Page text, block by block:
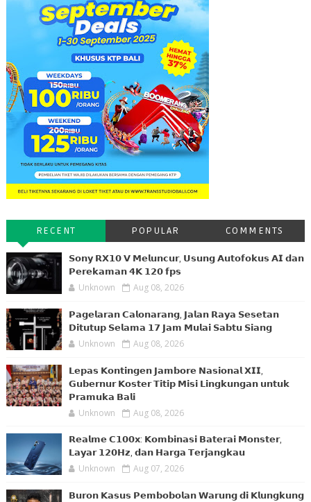
RECENT POPULAR COMMENTS
𝗦𝗼𝗻𝘆 𝗥𝗫𝟭𝟬 𝗩 𝗠𝗲𝗹𝘂𝗻𝗰𝘂𝗿, 𝗨𝘀𝘂𝗻𝗴 𝗔𝘂𝘁𝗼𝗳𝗼𝗸𝘂𝘀 𝗔𝗜 𝗱𝗮𝗻
𝗣𝗲𝗿𝗲𝗸𝗮𝗺𝗮𝗻 𝟰𝗞 𝟭𝟮𝟬 𝗳𝗽𝘀
Unknown Aug 08, 2026
𝗣𝗮𝗴𝗲𝗹𝗮𝗿𝗮𝗻 𝗖𝗮𝗹𝗼𝗻𝗮𝗿𝗮𝗻𝗴, 𝗝𝗮𝗹𝗮𝗻 𝗥𝗮𝘆𝗮 𝗦𝗲𝘀𝗲𝘁𝗮𝗻
𝗗𝗶𝘁𝘂𝘁𝘂𝗽 𝗦𝗲𝗹𝗮𝗺𝗮 𝟭𝟳 𝗝𝗮𝗺 𝗠𝘂𝗹𝗮𝗶 𝗦𝗮𝗯𝘁𝘂 𝗦𝗶𝗮𝗻𝗴
Unknown Aug 08, 2026
𝗟𝗲𝗽𝗮𝘀 𝗞𝗼𝗻𝘁𝗶𝗻𝗴𝗲𝗻 𝗝𝗮𝗺𝗯𝗼𝗿𝗲 𝗡𝗮𝘀𝗶𝗼𝗻𝗮𝗹 𝗫𝗜𝗜,
𝗚𝘂𝗯𝗲𝗿𝗻𝘂𝗿 𝗞𝗼𝘀𝘁𝗲𝗿 𝗧𝗶𝘁𝗶𝗽 𝗠𝗶𝘀𝗶 𝗟𝗶𝗻𝗴𝗸𝘂𝗻𝗴𝗮𝗻 𝘂𝗻𝘁𝘂𝗸
𝗣𝗿𝗮𝗺𝘂𝗸𝗮 𝗕𝗮𝗹𝗶
Unknown Aug 08, 2026
𝗥𝗲𝗮𝗹𝗺𝗲 𝗖𝟭𝟬𝟬𝘅: 𝗞𝗼𝗺𝗯𝗶𝗻𝗮𝘀𝗶 𝗕𝗮𝘁𝗲𝗿𝗮𝗶 𝗠𝗼𝗻𝘀𝘁𝗲𝗿,
𝗟𝗮𝘆𝗮𝗿 𝟭𝟮𝟬𝗛𝘇, 𝗱𝗮𝗻 𝗛𝗮𝗿𝗴𝗮 𝗧𝗲𝗿𝗷𝗮𝗻𝗴𝗸𝗮𝘂
Unknown Aug 07, 2026
𝗕𝘂𝗿𝗼𝗻 𝗞𝗮𝘀𝘂𝘀 𝗣𝗲𝗺𝗯𝗼𝗯𝗼𝗹𝗮𝗻 𝗪𝗮𝗿𝘂𝗻𝗴 𝗱𝗶 𝗞𝗹𝘂𝗻𝗴𝗸𝘂𝗻𝗴